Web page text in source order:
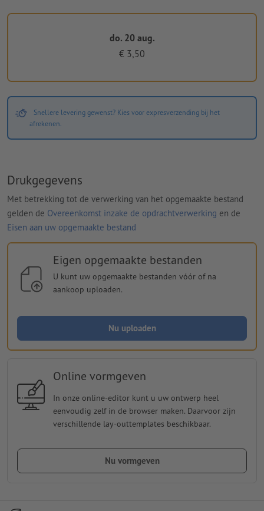
do. 20 aug.
€ 3,50
Snellere levering gewenst? Kies voor expresverzending bij het
afrekenen.
Drukgegevens
Met betrekking tot de verwerking van het opgemaakte bestand
gelden de Overeenkomst inzake de opdrachtverwerking en de
Eisen aan uw opgemaakte bestand
Eigen opgemaakte bestanden
U kunt uw opgemaakte bestanden vóór of na
aankoop uploaden.
Nu uploaden
Online vormgeven
In onze online-editor kunt u uw ontwerp heel
eenvoudig zelf in de browser maken. Daarvoor zijn
verschillende lay-outtemplates beschikbaar.
Nu vormgeven